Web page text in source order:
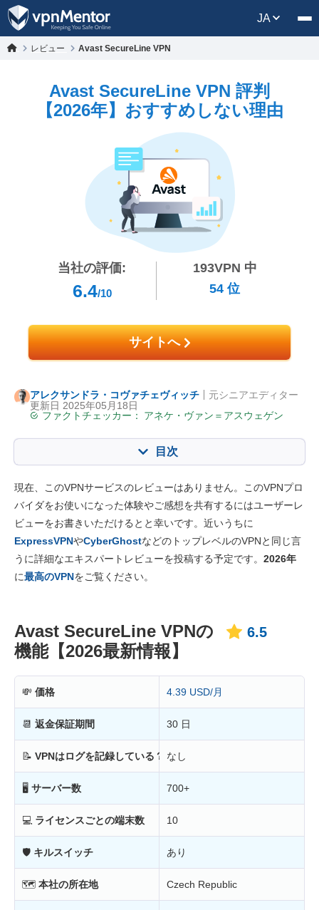
JA
レビュー Avast SecureLine VPN
Avast SecureLine VPN 評判
【2026年】おすすめしない理由
当社の評価:
6.4/10
193VPN 中
54位
サイトへ
アレクサンドラ・コヴァチェヴィッチ
更新日 2025年05月18日
ファクトチェッカー：
アネケ・ヴァン＝アスウェゲン
元シニアエディター
目次
主な特徴 6.5
インストール・アプリ 6.6
価格
信頼性とサポート 5.0
現在、このVPNサービスのレビューはありません。このVPNプロ
バイダをお使いになった体験やご感想を共有するにはユーザーレ
ビューをお書きいただけるとと幸いです。近いうちに
ExpressVPNやCyberGhostなどのトップレベルのVPNと同じ言
うに詳細なエキスパートレビューを投稿する予定です。 2026年
に最高のVPNをご覧ください。
Avast SecureLine VPNの
機能【2026最新情報】
6.5
💸 価格 4.39 USD/月
📆 返金保証期間 30 日
📝 VPNはログを記録している？ なし
🖥 サーバー数 700+
💻 ライセンスごとの端末数 10
🛡 キルスイッチ あり
🗺 本社の所在地 Czech Republic